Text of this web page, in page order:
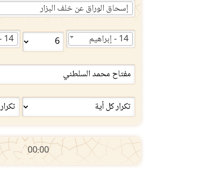
إسحاق الوراق عن خلف البزار
14 - إبراهيم 14 - إبراهيم
00:00